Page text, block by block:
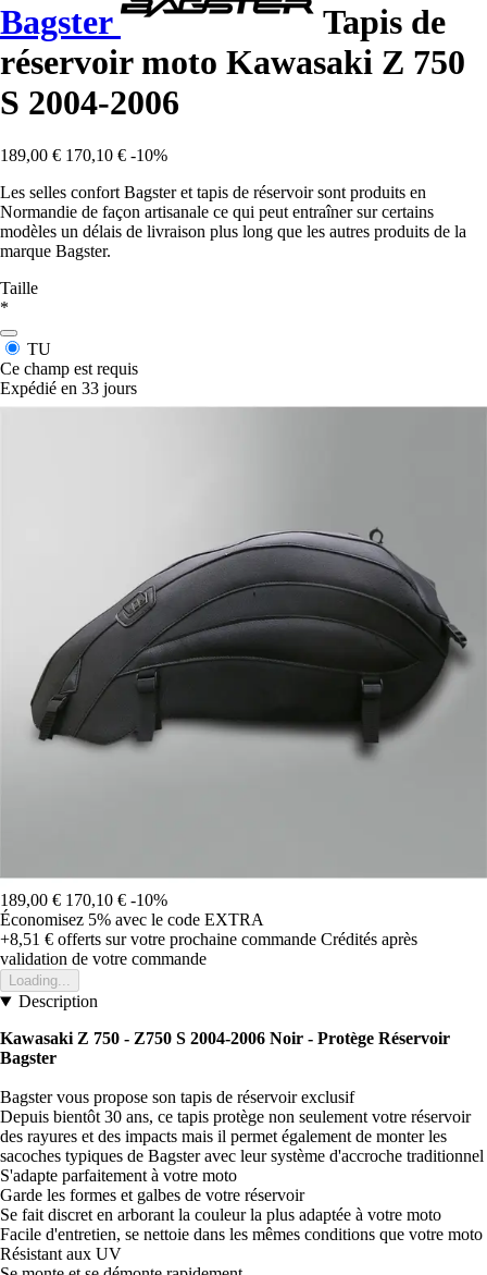
Bagster
Tapis de
réservoir moto Kawasaki Z 750
S 2004-2006
189,00 € 170,10 € -10%
Les selles confort Bagster et tapis de réservoir sont produits en
Normandie de façon artisanale ce qui peut entraîner sur certains
modèles un délais de livraison plus long que les autres produits de la
marque Bagster.
Taille
*
TU
Ce champ est requis
Expédié en 33 jours
189,00 € 170,10 € -10%
Économisez 5% avec le code EXTRA
+8,51 € offerts sur votre prochaine commande Crédités après
validation de votre commande
Loading...
Description
Kawasaki Z 750 - Z750 S 2004-2006 Noir - Protège Réservoir
Bagster
Bagster vous propose son tapis de réservoir exclusif
Depuis bientôt 30 ans, ce tapis protège non seulement votre réservoir
des rayures et des impacts mais il permet également de monter les
sacoches typiques de Bagster avec leur système d'accroche traditionnel
S'adapte parfaitement à votre moto
Garde les formes et galbes de votre réservoir
Se fait discret en arborant la couleur la plus adaptée à votre moto
Facile d'entretien, se nettoie dans les mêmes conditions que votre moto
Résistant aux UV